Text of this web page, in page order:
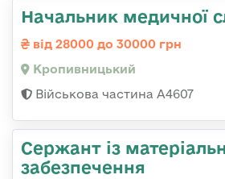
Начальник медичної
від 28000 до 30000 грн
Кропивницький
Військова частина А4607
Сержант із
забезпечення